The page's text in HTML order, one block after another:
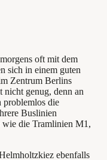
oft mit dem
sich in einem guten
Zentrum Berlins
genug, denn an
problemlos die
Buslinien
wie die Tramlinien M1,
ebenfalls